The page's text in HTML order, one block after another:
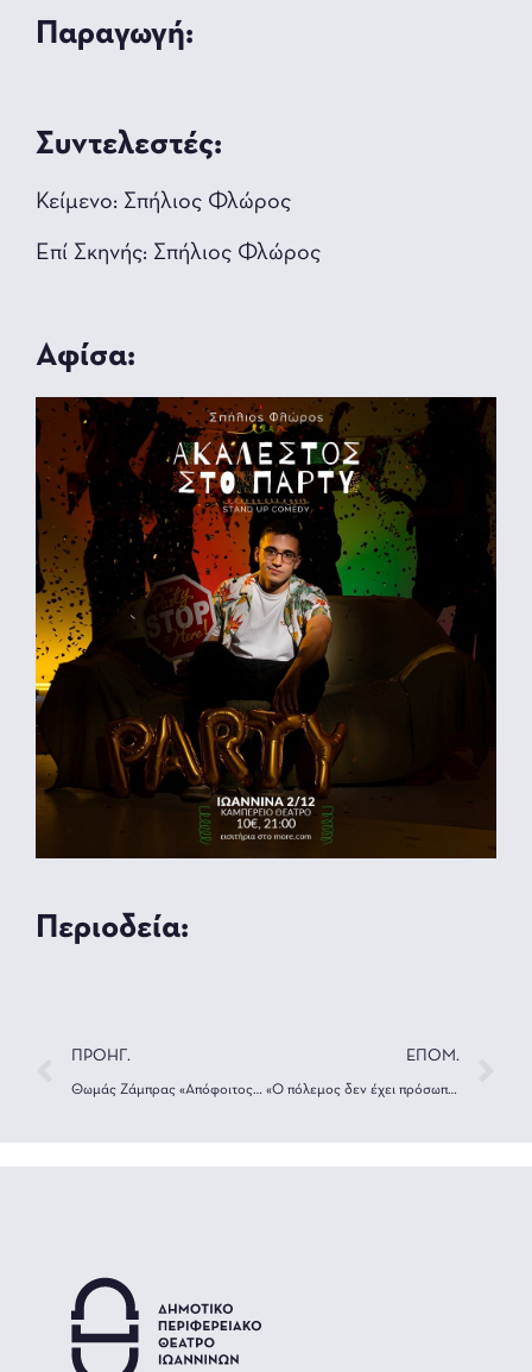
Παραγωγή:
Συντελεστές:
Κείμενο: Σπήλιος Φλώρος
Επί Σκηνής: Σπήλιος Φλώρος
Αφίσα:
Περιοδεία:
ΠΡΟΗΓ.
Θωμάς Ζάμπρας «Απόφοιτος Λυκείου»
ΕΠΟΜ.
«Ο πόλεμος δεν έχει πρόσωπο γυναίκας» στο ΔΗ.ΠΕ.ΘΕ. Ιωαννίνων